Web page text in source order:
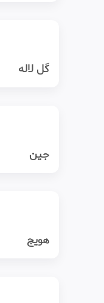
گل لاله
جین
هویج